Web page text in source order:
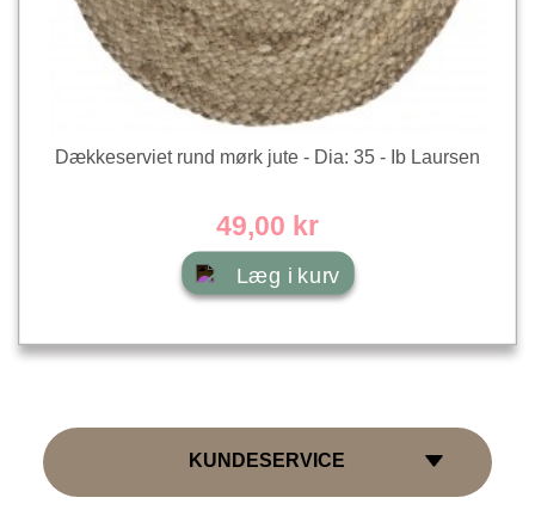
Dækkeserviet rund mørk jute - Dia: 35 - Ib Laursen
49,00 kr
Læg i kurv
KUNDESERVICE